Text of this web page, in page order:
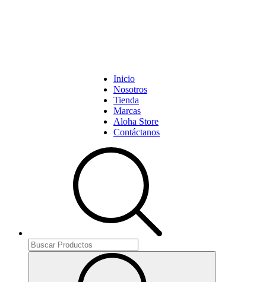
Inicio
Nosotros
Tienda
Marcas
Aloha Store
Contáctanos